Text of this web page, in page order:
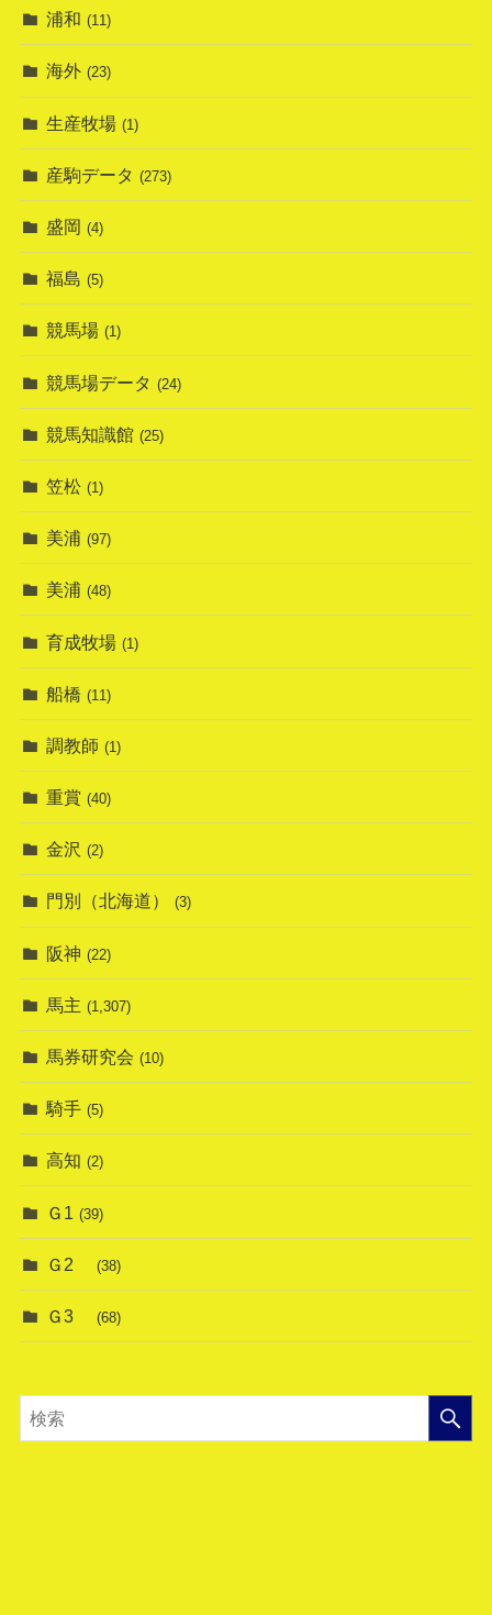
浦和 (11)
海外 (23)
生産牧場 (1)
産駒データ (273)
盛岡 (4)
福島 (5)
競馬場 (1)
競馬場データ (24)
競馬知識館 (25)
笠松 (1)
美浦 (97)
美浦 (48)
育成牧場 (1)
船橋 (11)
調教師 (1)
重賞 (40)
金沢 (2)
門別（北海道） (3)
阪神 (22)
馬主 (1,307)
馬券研究会 (10)
騎手 (5)
高知 (2)
Ｇ1 (39)
Ｇ2 (38)
Ｇ3 (68)